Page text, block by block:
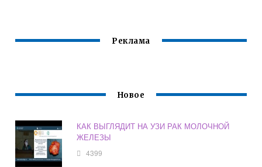
Реклама
Новое
КАК ВЫГЛЯДИТ НА УЗИ РАК МОЛОЧНОЙ
ЖЕЛЕЗЫ
4399